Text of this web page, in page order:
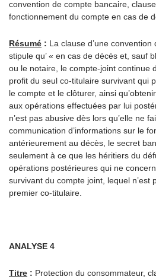
convention de compte bancaire,
fonctionnement du compte en cas de
Résumé : La clause d’une
stipule qu’ « en cas de décès et, sauf
ou le notaire, le compte-joint continue
profit du seul co-titulaire survivant qui
le compte et le clôturer, ainsi
aux opérations effectuées par lui
n’est pas abusive dès lors qu’elle ne
communication d’informations sur le
antérieurement au décès, le secret
seulement à ce que les héritiers du
opérations postérieures qui ne
survivant du compte joint, lequel n’est
premier co-titulaire.
ANALYSE 4
Titre : Protection du consommateur,